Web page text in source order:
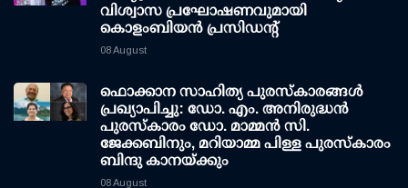
വിശ്വാസ പ്രഘോഷണവുമായി
കൊളംബിയൻ പ്രസിഡന്റ്
08 August
ഫൊക്കാന സാഹിത്യ പുരസ്‌കാരങ്ങള്‍
പ്രഖ്യാപിച്ചു: ഡോ. എം. അനിരുദ്ധന്‍
പുരസ്‌കാരം ഡോ. മാമ്മന്‍ സി.
ജേക്കബിനും, മറിയാമ്മ പിള്ള പുരസ്‌കാരം
ബിന്ദു കാനയ്ക്കും
08 August